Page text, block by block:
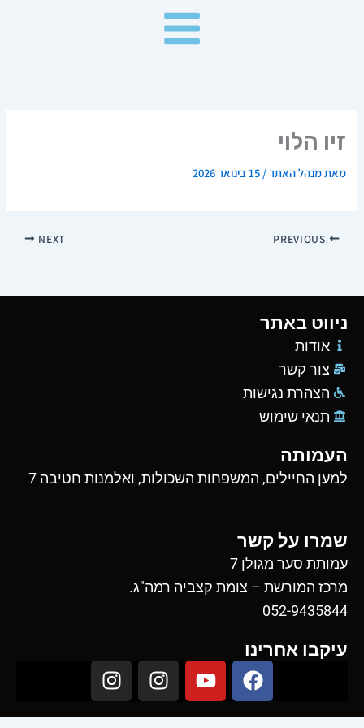
זיו הלוי
מאתמנהל האתר/15 בינואר 2026
NEXT
ניווט באתר
אודות
צור קשר
הצהרת נגישות
תנאי שימוש
העמותה
למען החיילים, המשפחות השכולות, ואלמנות חטיבה 7
שמרו על קשר
עמותת סער מגולן 7
מרכז המורשת – צומת קצביה רמה"ג.
052-9435844
עיקבו אחרינו
F
a
c
Y
o
u
I
n
s
I
n
s